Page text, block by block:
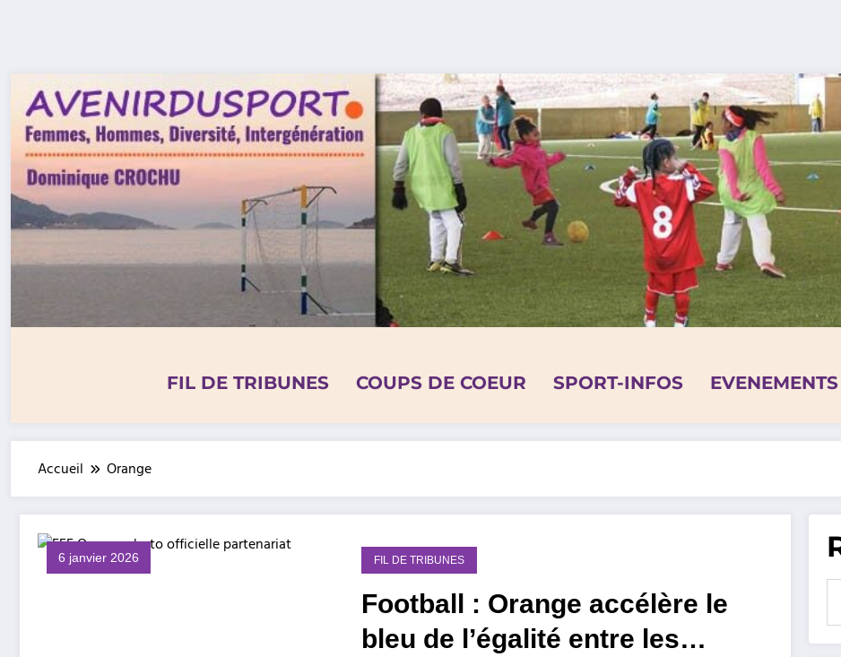
FIL DE TRIBUNES COUPS DE COEUR SPORT-INFOS EVENEMENTS
Accueil Orange
6 janvier 2026 FIL DE TRIBUNES
Football : Orange accélère le
bleu de l’égalité entre les